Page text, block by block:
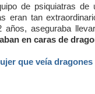
de psiquiatras
eran tan
años, aseguraba
en caras de
que veía